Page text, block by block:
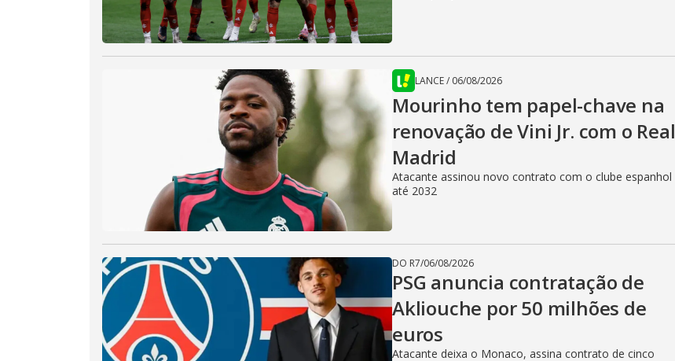
LANCE/ 06/08/2026
Mourinho tem papel-chave na
renovação de Vini Jr. com o Real
Madrid
Atacante assinou novo contrato com o clube espanhol
até 2032
DO R7/06/08/2026
PSG anuncia contratação de
Akliouche por 50 milhões de
euros
Atacante deixa o Monaco, assina contrato de cinco